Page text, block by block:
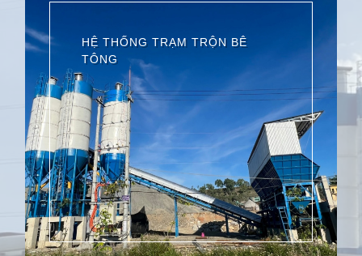
HỆ THỐNG TRẠM TRỘN BÊ
TÔNG